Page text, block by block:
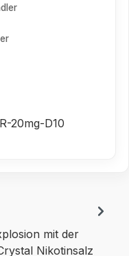
20mg-D10
mit der
Nikotinsalz